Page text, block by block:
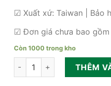
☑ Xuất xứ: Taiwan | Bảo
☑ Đơn giá chưa bao gồm
Còn 1000 trong kho
Rèm Vải Hàn Quốc Smart 1
THÊM